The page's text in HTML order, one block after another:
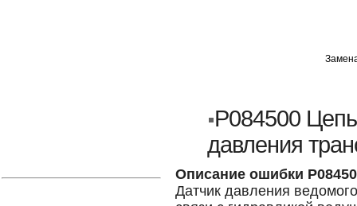
P084500
давления
Описание ошибки
Датчик давления